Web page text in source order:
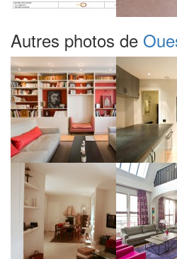
Autres photos de